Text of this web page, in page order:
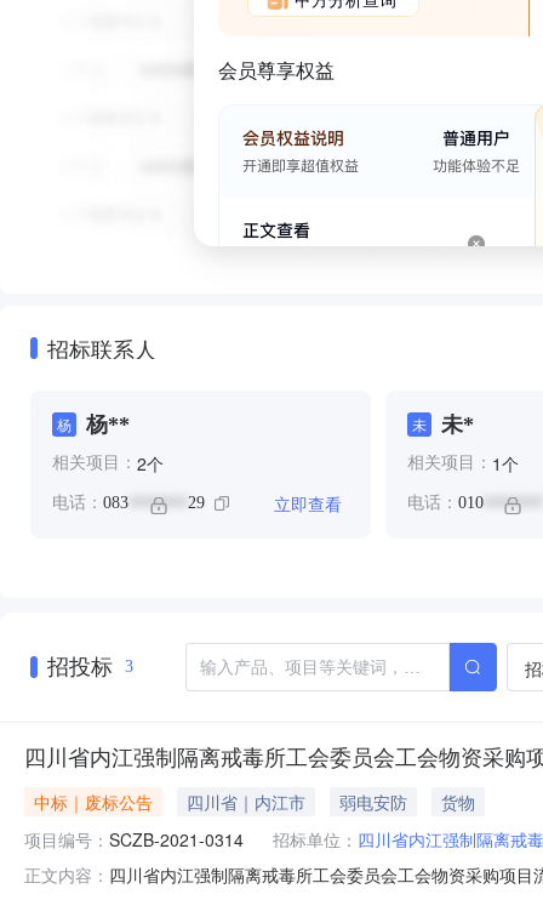
会员尊享权益
招标联系人
杨 杨**
相关项目： 2个
电话： 083 ******* 29 立即查看
未 未*
相关项目： 1个
电话： 010*******
招投标 3
四川省内江强制隔离戒毒所工会委员会工会物资采购
中标｜废标公告 四川省｜内江市 弱电安防
货物
项目编号： SCZB-2021-0314 招标单位： 四川省内江强制隔离戒
正文内容： 四川省内江强制隔离戒毒所工会委员会工会物资采购项